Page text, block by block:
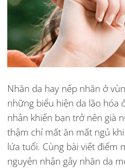
Nhăn da hay nếp nhăn ở
những biểu hiện da lão hóa
nhân khiến bạn trở nên già
thậm chí mất ăn mất ngủ
lứa tuổi. Cùng bài viết điểm
nguyên nhân gây nhăn da